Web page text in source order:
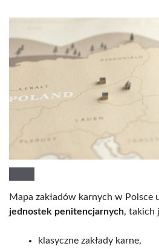
Mapa zakładów karnych w Polsce
jednostek penitencjarnych, takich
klasyczne zakłady karne,